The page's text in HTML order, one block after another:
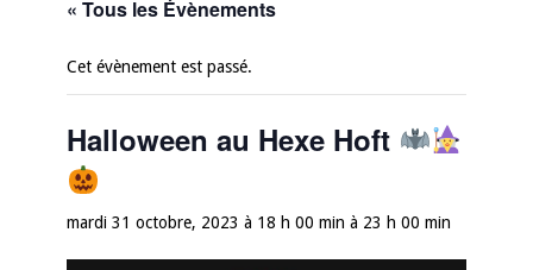
« Tous les Évènements
Cet évènement est passé.
Halloween au Hexe Hoft
mardi 31 octobre, 2023 à 18 h 00 min à 23 h 00 min